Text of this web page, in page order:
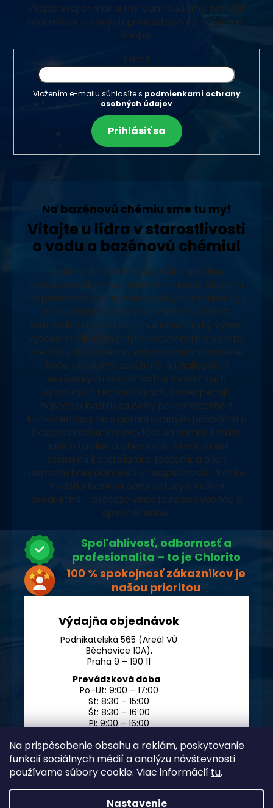
Na prispôsobenie obsahu a reklám, poskytovanie
funkcií sociálnych médií a analýzu návštevnosti
používame súbory cookie. Viac informácií tu.
Nastavenie
Vložte svoj e-mail a my Vám budeme zasielať
informácie o nových produktoch na našom e-
shope.
Email
Vložením e-mailu súhlasíte s podmienkami ochrany
osobných údajov
Prihlásiť sa
Na bazénovú chémiu sme tu my!
Vitajte u lídra v starostlivosti
o vodu a bazénovú chémiu!
Naša rodinná firma sa pýši tradíciou,
vysokoškolským vzdelaním v oblasti čistiarní
odpadových vôd a vodárenských technológií
a neustálym zdokonaľovaním v oblasti
starostlivosti o vodu. Ponúkame široký výber
vysoko kvalitných prípravkov vlastnej výroby
pre čistú a bezpečnú vodu vo vašom bazéne.
Naše produkty, založené na najlepších
európskych surovinách a moderných
výrobných technológiách, zabezpečujú
najvyššiu kvalitu za ceny porovnateľné s
konkurenciou, no s garantovaným pôvodom a
bezpečnosťou. Presvedčte sa sami o kvalite
našich tabliet a chemikálií, ktoré prešli
prísnymi kontrolami a testami, a o ich
nepochybnej účinnosti a bezpečnosti. Urobte
z vášho bazéna oázu čistoty s našimi
produktmi – pretože voda je našou vášňou a
špecializáciou.
Spoľahlivosť, odbornosť a
profesionalita – to je Chlorito
100 % spokojnosť zákazníkov je
našou prioritou
Výdajňa objednávok
Podnikatelská 565 (Areál VÚ
Běchovice 10A),
Praha 9 – 190 11
Prevádzková doba
Po–Ut: 9:00 – 17:00
St: 8:30 – 15:00
Št: 8:30 – 16:00
Pi: 9:00 – 16:00